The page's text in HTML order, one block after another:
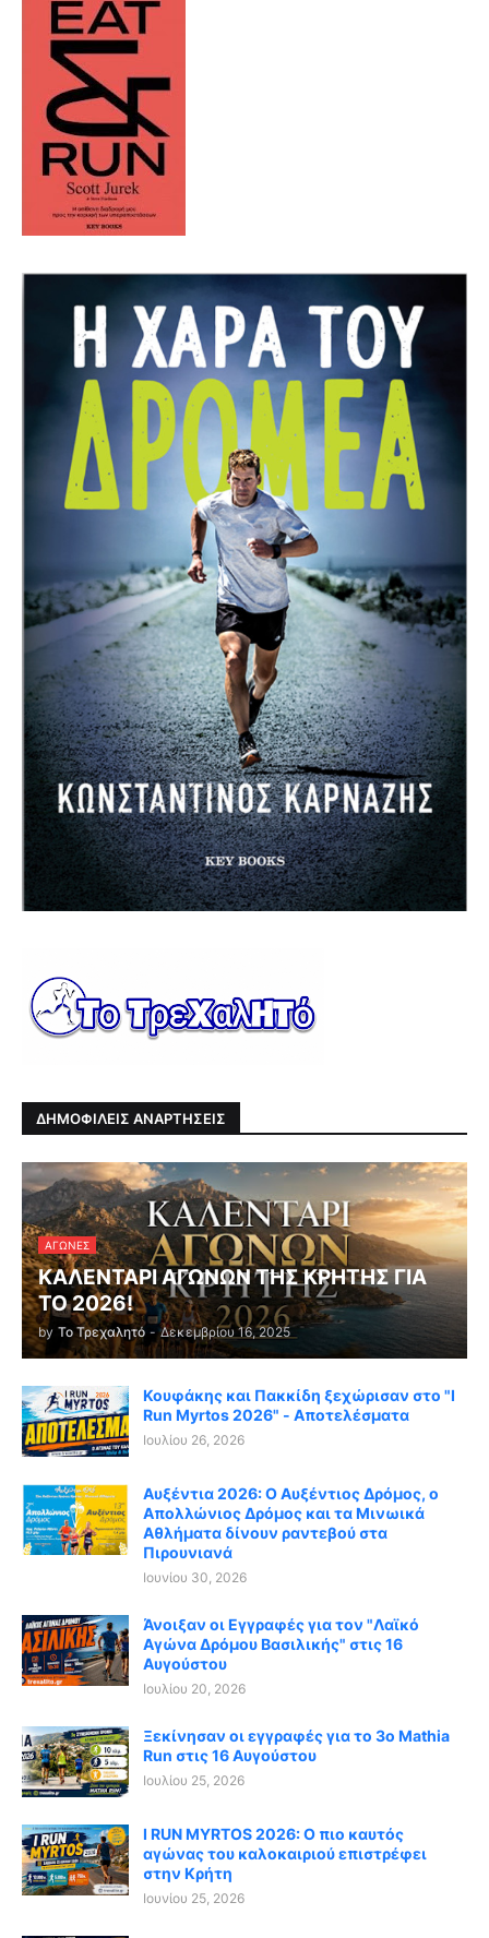
ΔΗΜΟΦΙΛΕΙΣ ΑΝΑΡΤΗΣΕΙΣ
ΑΓΏΝΕΣ
ΚΑΛΕΝΤΑΡΙ ΑΓΩΝΩΝ ΤΗΣ ΚΡΗΤΗΣ ΓΙΑ
ΤΟ 2026!
by Το Τρεχαλητό - Δεκεμβρίου 16, 2025
Κουφάκης και Πακκίδη ξεχώρισαν στο "I
Run Myrtos 2026" - Αποτελέσματα
Ιουλίου 26, 2026
Αυξέντια 2026: Ο Αυξέντιος Δρόμος, ο
Απολλώνιος Δρόμος και τα Μινωικά
Αθλήματα δίνουν ραντεβού στα
Πιρουνιανά
Ιουνίου 30, 2026
Άνοιξαν οι Εγγραφές για τον "Λαϊκό
Αγώνα Δρόμου Βασιλικής" στις 16
Αυγούστου
Ιουλίου 20, 2026
Ξεκίνησαν οι εγγραφές για το 3ο Mathia
Run στις 16 Αυγούστου
Ιουλίου 25, 2026
I RUN MYRTOS 2026: Ο πιο καυτός
αγώνας του καλοκαιριού επιστρέφει
στην Κρήτη
Ιουνίου 25, 2026